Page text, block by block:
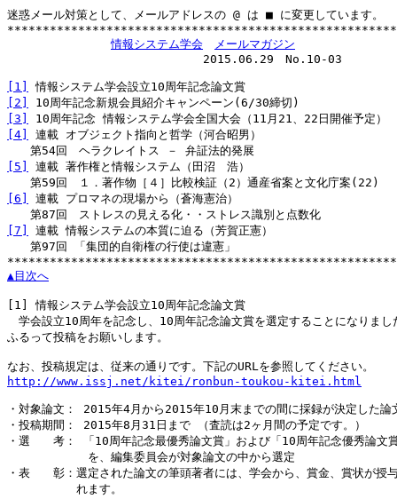
迷惑メール対策として、メールアドレスの @ は ■ に変更しています。
情報システム学会
メールマガジン
2015.06.29　No.10-03
[1]
[2]
[3]
[4]
連載 オブジェクト指向と哲学（河合昭男）
[5]
連載 著作権と情報システム（田沼　浩）
[6]
連載 プロマネの現場から（蒼海憲治）
[7]
連載 情報システムの本質に迫る（芳賀正憲）
第97回 「集団的自衛権の行使は違憲」
▲目次へ
[1]
情報システム学会設立10周年記念論文賞
学会設立10周年を記念し、10周年記念論文賞を選定することになりまし
ふるって投稿をお願いします。
http://www.issj.net/kitei/ronbun-toukou-kitei.html
・対象論文： 2015年4月から2015年10月末までの間に採録が決定した論
・投稿期間： 2015年8月31日まで （査読は2ヶ月間の予定です。）
・選　　考： 「10周年記念最優秀論文賞」および「10周年記念優秀論文
を、編集委員会が対象論文の中から選定
・表　　彰：選定された論文の筆頭著者には、学会から、賞金、賞状が授
れます。